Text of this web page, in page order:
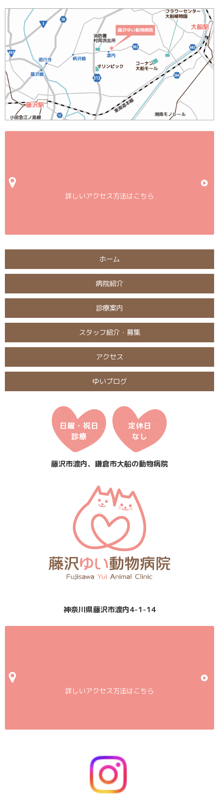
詳しいアクセス方法はこちら
ホーム
病院紹介
診療案内
スタッフ紹介・募集
アクセス
ゆいブログ
日曜・祝日
診療
定休日
なし
藤沢市渡内、鎌倉市大船の動物病院
神奈川県藤沢市渡内4-1-14
詳しいアクセス方法はこちら